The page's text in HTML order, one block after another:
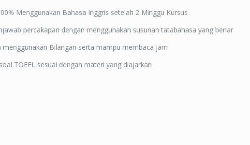
Menggunakan Bahasa Inggris setelah 2 Minggu Kursus
percakapan dengan menggunakan susunan tatabahasa yang benar
Bilangan serta mampu membaca jam
TOEFL sesuai dengan materi yang diajarkan